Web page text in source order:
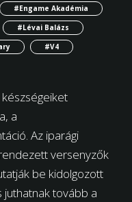
#Engame Akadémia
#Lévai Balázs
#V4
a
Az iparági
versenyzők
be kidolgozott
tovább a